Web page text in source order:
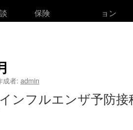
談
保険
ョン
成者: admin
ンフルエンザ予防